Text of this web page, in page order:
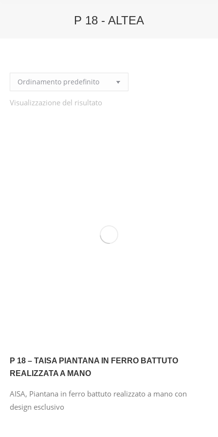
P 18 - ALTEA
Visualizzazione del risultato
P 18 – TAISA PIANTANA IN FERRO BATTUTO
REALIZZATA A MANO
AISA, Piantana in ferro battuto realizzato a mano con
design esclusivo